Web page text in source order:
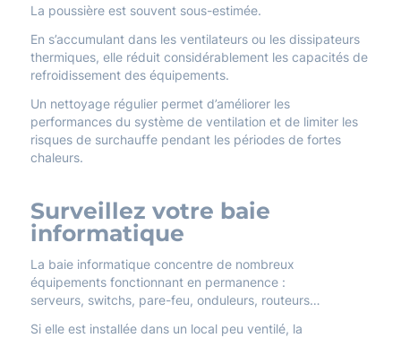
La poussière est souvent sous-estimée.
En s’accumulant dans les ventilateurs ou les dissipateurs
thermiques, elle réduit considérablement les capacités de
refroidissement des équipements.
Un nettoyage régulier permet d’améliorer les
performances du système de ventilation et de limiter les
risques de surchauffe pendant les périodes de fortes
chaleurs.
Surveillez votre baie
informatique
La baie informatique concentre de nombreux
équipements fonctionnant en permanence :
serveurs, switchs, pare-feu, onduleurs, routeurs…
Si elle est installée dans un local peu ventilé, la